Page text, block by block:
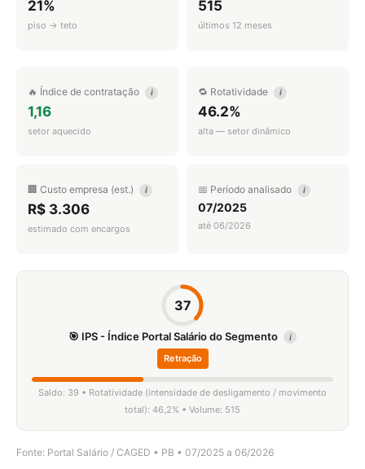
21%
piso → teto
515
últimos 12 meses
🔥 Índice de contratação i
1,16
setor aquecido
🔁 Rotatividade i
46.2%
alta — setor dinâmico
🏢 Custo empresa (est.) i
R$ 3.306
estimado com encargos
📅 Período analisado i
07/2025
até 06/2026
37
🎯 IPS - Índice Portal Salário do Segmento i
Retração
Saldo: 39 • Rotatividade (intensidade de desligamento / movimento
total): 46,2% • Volume: 515
Fonte: Portal Salário / CAGED • PB • 07/2025 a 06/2026